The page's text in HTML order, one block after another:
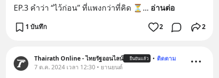
EP.3 คำว่า “ไว้ก่อน” ที่แพงกว่าที่คิด ⏳ ... อ่านต่อ
1 บันทึก 2 2
Thairath Online - ไทยรัฐออนไลน์ ยืนยันแล้ว • ติดตาม
7 ต.ค. 2024 เวลา 12:30 • ยานยนต์